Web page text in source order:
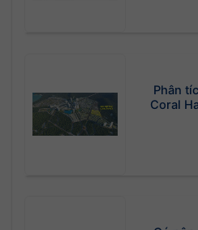
Phân
Coral